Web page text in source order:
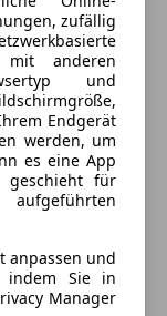
zufällig
mit anderen
und
Endgerät
werden, um
es eine App
geschieht für
anpassen und
indem Sie in
Manager